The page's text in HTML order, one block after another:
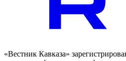
«Вестник Кавказа»